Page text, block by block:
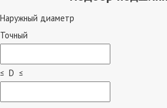
Наружный диаметр
Точный
≤ D ≤